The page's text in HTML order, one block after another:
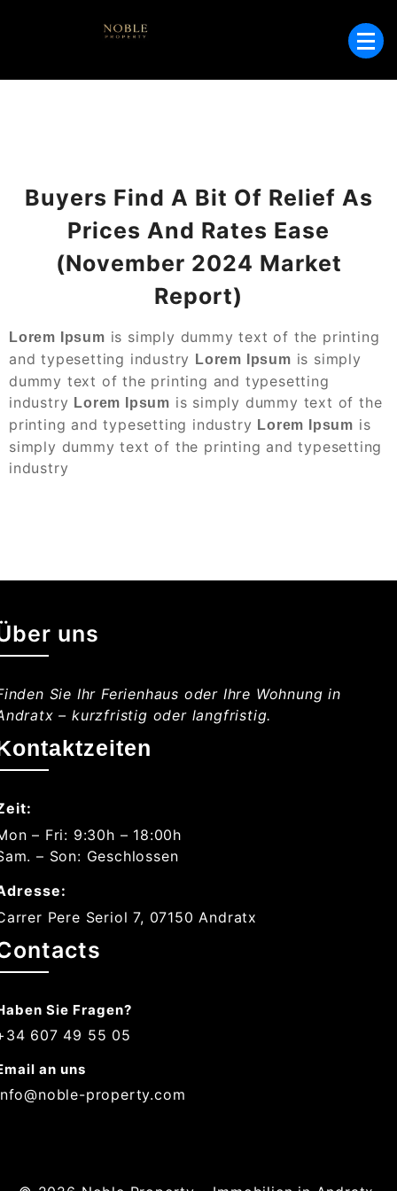
Wohnungen und Häuser in Puerto de
Buyers Find A Bit Of Relief As
Prices And Rates Ease
(November 2024 Market
Report)
Lorem Ipsum is simply dummy text of the printing
and typesetting industry
Lorem Ipsum is simply
dummy text of the printing and typesetting
industry Lorem Ipsum is simply dummy text of the
printing and typesetting industry Lorem Ipsum is
simply dummy text of the printing and typesetting
industry
uns
Sie Ihr Ferienhaus oder Ihre Wohnung in
– kurzfristig oder langfristig.
– Fri: 9:30h – 18:00h
– Son: Geschlossen
Pere Seriol 7, 07150 Andratx
Sie Fragen?
607 49 55 05
an uns
property.com